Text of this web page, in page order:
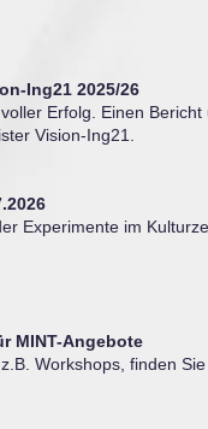
Ing21 2025/26
Erfolg. Einen Bericht
Vision-Ing21.
Experimente im
MINT-Angebote
Workshops, finden